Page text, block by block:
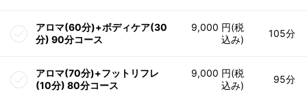
アロマ(60分)+ボディケア(30
分) 90分コース
9,000 円(税
込み)
105分
アロマ(70分)+フットリフレ
(10分) 80分コース
9,000 円(税
込み)
95分